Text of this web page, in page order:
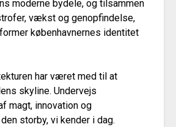
moderne bydele, og tilsammen
vækst og genopfindelse,
københavnernes identitet
har været med til at
skyline. Undervejs
magt, innovation og
storby, vi kender i dag.